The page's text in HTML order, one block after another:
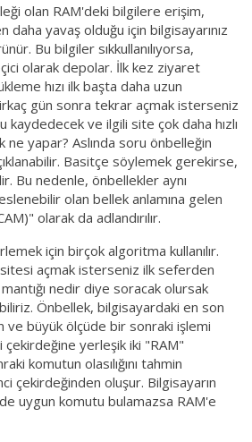
olan RAM'deki bilgilere erişim,
yavaş olduğu için bilgisayarınız
Bu bilgiler sık ​​kullanılıyorsa,
olarak depolar. İlk kez ziyaret
hızı ilk başta daha uzun
gün sonra tekrar açmak isterseniz
kaydedecek ve ilgili site çok daha hızlı
yapar? Aslında soru önbelleğin
Basitçe söylemek gerekirse,
Bu nedenle, önbellekler aynı
olan bellek anlamına gelen
olarak da adlandırılır.
için birçok algoritma kullanılır.
açmak isterseniz ilk seferden
mantığı nedir diye soracak olursak
Önbellek, bilgisayardaki en son
büyük ölçüde bir sonraki işlemi
çekirdeğine yerleşik iki "RAM"
komutun olasılığını tahmin
çekirdeğinden oluşur. Bilgisayarın
uygun komutu bulamazsa RAM'e